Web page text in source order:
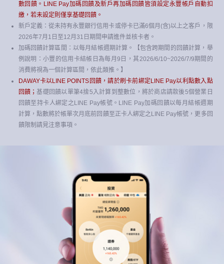
數回饋。LINE Pay加碼回饋及新戶再加碼回饋皆須設定永豐帳戶自動扣
繳，若未設定則僅享基礎回饋。
新戶定義：從未持有永豐銀行信用卡或停卡已滿6個月(含)以上之客戶，限
2026年7月1日至12月31日期間申請進件並核卡者。
加碼回饋計算區間：以每月結帳週期計算。【包含跨期間的回饋計算，舉
例說明：小豐的信用卡結帳日為每月9日，其2026/6/10~2026/7/9期間的
消費將視為一個計算區間，依此類推。】
DAWAY卡以LINE POINTS回饋，請於刷卡前綁定LINE Pay以利點數入點
回饋；基礎回饋以單筆4捨5入計算到整數位，將於商店請款後5個營業日
回饋至持卡人綁定之LINE Pay帳號。LINE Pay加碼回饋以每月結帳週期
計算，點數將於帳單次月底前回饋至正卡人綁定之LINE Pay帳號，更多回
饋限制請見注意事項。